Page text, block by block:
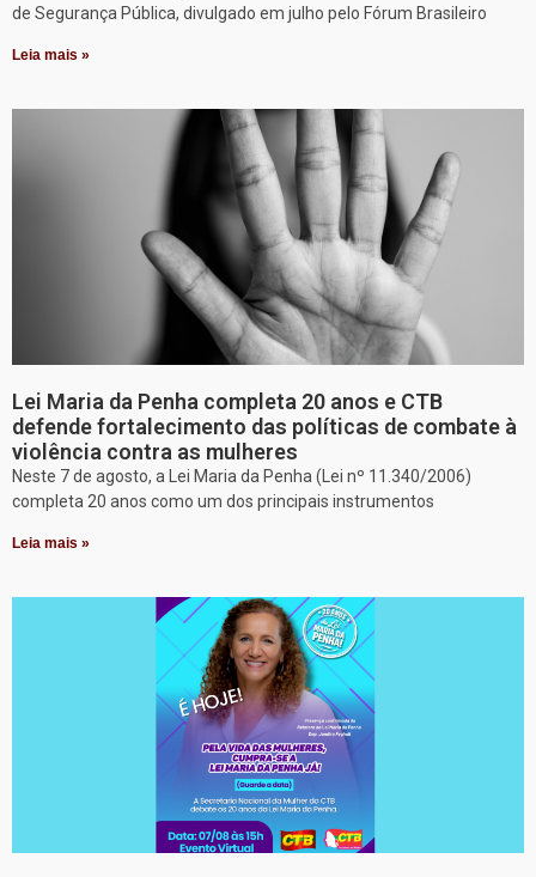
de Segurança Pública, divulgado em julho pelo Fórum Brasileiro
Leia mais »
Lei Maria da Penha completa 20 anos e CTB
defende fortalecimento das políticas de combate à
violência contra as mulheres
Neste 7 de agosto, a Lei Maria da Penha (Lei nº 11.340/2006)
completa 20 anos como um dos principais instrumentos
Leia mais »